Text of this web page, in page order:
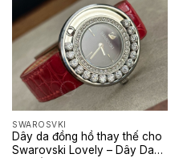
SWAROSVKI
Dây da đồng hồ thay thế cho
Swarovski Lovely – Dây Da